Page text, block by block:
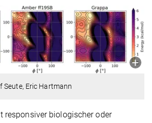
Seute, Eric Hartmann
responsiver biologischer oder